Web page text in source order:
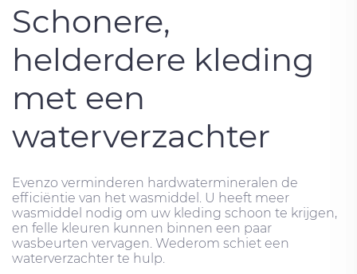
Schonere,
helderdere kleding
met een
waterverzachter
Evenzo verminderen hardwatermineralen de
efficiëntie van het wasmiddel. U heeft meer
wasmiddel nodig om uw kleding schoon te krijgen,
en felle kleuren kunnen binnen een paar
wasbeurten vervagen. Wederom schiet een
waterverzachter te hulp.